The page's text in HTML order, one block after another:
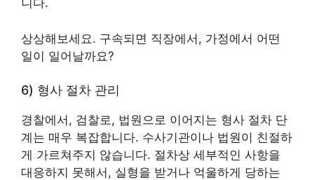
니다.
상상해보세요. 구속되면 직장에서, 가정에서 어떤
일이 일어날까요?
6) 형사 절차 관리
경찰에서, 검찰로, 법원으로 이어지는 형사 절차 단
계는 매우 복잡합니다. 수사기관이나 법원이 친절하
게 가르쳐주지 않습니다. 절차상 세부적인 사항을
대응하지 못해서, 실형을 받거나 억울하게 당하는